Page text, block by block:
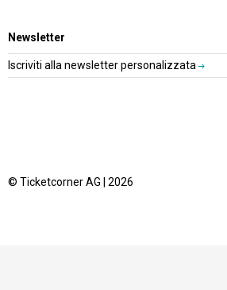
Newsletter
Iscriviti alla newsletter personalizzata
© Ticketcorner AG | 2026